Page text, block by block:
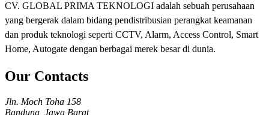
CV. GLOBAL PRIMA TEKNOLOGI adalah sebuah perusahaan
yang bergerak dalam bidang pendistribusian perangkat keamanan
dan produk teknologi seperti CCTV, Alarm, Access Control, Smart
Home, Autogate dengan berbagai merek besar di dunia.
Our Contacts
Jln. Moch Toha 158
Bandung, Jawa Barat